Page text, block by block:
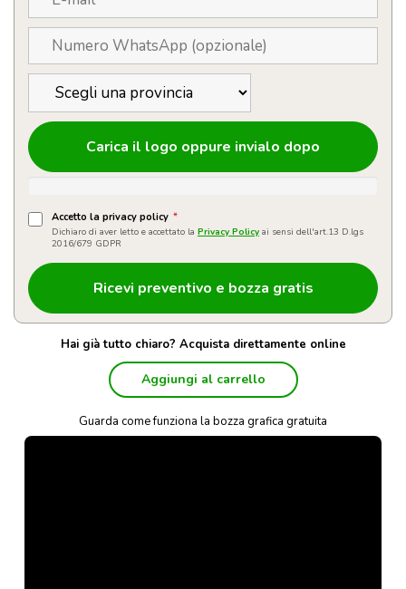
Carica il logo oppure invialo dopo
Accetto la privacy policy *
Dichiaro di aver letto e accettato la Privacy Policy ai sensi dell'art.13 D.lgs
2016/679 GDPR
Hai già tutto chiaro? Acquista direttamente online
Aggiungi al carrello
Guarda come funziona la bozza grafica gratuita